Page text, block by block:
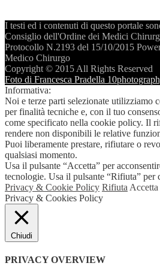
I testi ed i contenuti di questo portale
Consiglio dell'Ordine dei Medici
Protocollo N.2193 del 15/10/2015
Medico Chirurgo
Copyright © 2015 All Rights Reserved
Foto di Francesca Pradella
Informativa:
Noi e terze parti selezionate utilizziamo
per finalità tecniche e, con il tuo
come specificato nella cookie policy. Il
rendere non disponibili le relative
Puoi liberamente prestare, rifiutare o
qualsiasi momento.
Usa il pulsante “Accetta” per
tecnologie. Usa il pulsante “Rifiuta” per
Privacy & Cookie Policy Rifiuta Accetta
Privacy & Cookies Policy
Chiudi
PRIVACY OVERVIEW